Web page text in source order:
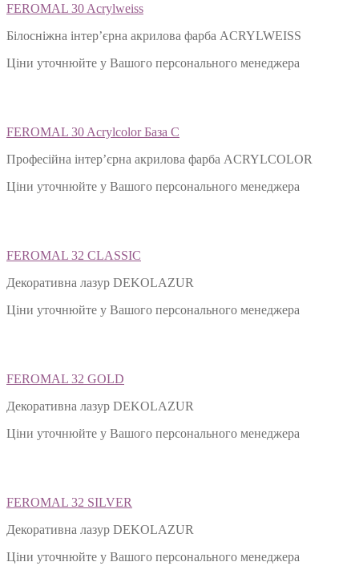
FEROMAL 30 Acrylweiss
Білосніжна інтер’єрна акрилова фарба ACRYLWEISS
Ціни уточнюйте у Вашого персонального менеджера
FEROMAL 30 Acrylcolor База С
Професійна інтер’єрна акрилова фарба ACRYLCOLOR
Ціни уточнюйте у Вашого персонального менеджера
FEROMAL 32 CLASSIC
Декоративна лазур DEKOLAZUR
Ціни уточнюйте у Вашого персонального менеджера
FEROMAL 32 GOLD
Декоративна лазур DEKOLAZUR
Ціни уточнюйте у Вашого персонального менеджера
FEROMAL 32 SILVER
Декоративна лазур DEKOLAZUR
Ціни уточнюйте у Вашого персонального менеджера